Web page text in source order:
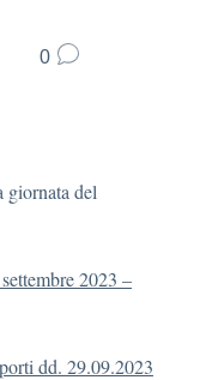
0
giornata del
2023 –
dd. 29.09.2023